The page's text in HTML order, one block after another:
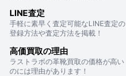
LINE査定
手軽に素早く査定可能なLINE査定の
登録方法や査定方法を掲載！
高価買取の理由
ラストラボの革靴買取の価格が高い
のには理由があります！